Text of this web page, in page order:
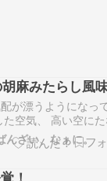
麻みたらし風
が漂うようになっ
た空気、 高い空に
てくる金もくせい
な虫の声…。 そし
ば、イラスト…
んざい、なぁに。
！